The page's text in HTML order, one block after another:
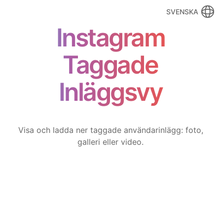
SVENSKA
Instagram
Taggade
Inläggsvy
Visa och ladda ner taggade användarinlägg: foto,
galleri eller video.